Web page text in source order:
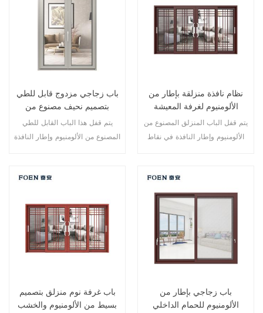
باب زجاجي مزدوج قابل للطي
بتصميم نحيف مصنوع من
الألومنيوم
يتم قفل هذا الباب القابل للطي
المصنوع من الألومنيوم وإطار النافذة
مختلفة من الأبواب لتلبية الاحتياجات
نظام نافذة منزلقة بإطار من
الألومنيوم لغرفة المعيشة
بطباعة خشبية
يتم قفل الباب المنزلق المصنوع من
الألومنيوم وإطار النافذة في نقاط
الأبواب لتلبية الاحتياجات المعمارية
المختلفة.
باب غرفة نوم منزلق بتصميم
بسيط من الألومنيوم والخشب
باب زجاجي بإطار من
الألومنيوم للحمام الداخلي